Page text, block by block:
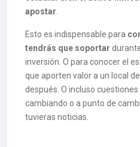
apostar
Esto es indispensable para
tendrás que soportar
inversión. O para conocer el
que aporten valor a un local
después. O incluso
cambiando o a punto de
tuvieras noticias.